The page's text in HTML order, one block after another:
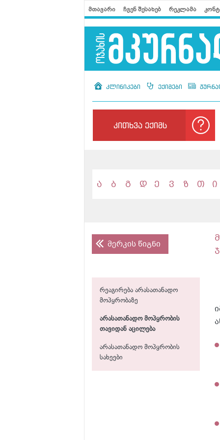
მთავარი ჩვენ შესახებ რეკლამა
კლინიკები ექიმები
კითხვა ექიმს
ა ბ გ დ ე ვ ზ თ ი
მერკის წიგნი
რეაგირება არასათანადო
მოპყრობაზე
არასათანადო მოპყრობის
თავიდან აცილება
არასათანადო მოპყრობის
სახეები